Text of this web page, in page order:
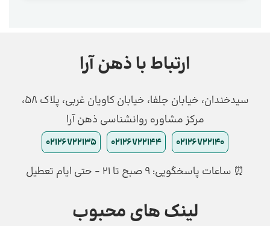
ارتباط با ذهن آرا
سیدخندان، خیابان جلفا، خیابان کاویان غربی، پلاک 58،
مرکز مشاوره روانشناسی ذهن آرا
02126722140
02126722144
02126722135
⏰ ساعات پاسخگویی: ۹ صبح تا ۲۱ - حتی ایام تعطیل
لینک های محبوب